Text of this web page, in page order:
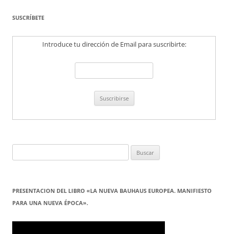
SUSCRÍBETE
Introduce tu dirección de Email para suscribirte:
PRESENTACION DEL LIBRO «LA NUEVA BAUHAUS EUROPEA. MANIFIESTO
PARA UNA NUEVA ÉPOCA».